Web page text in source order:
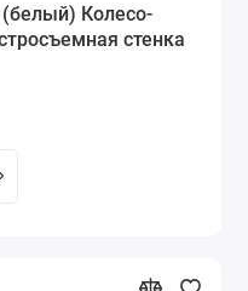
Колесо-
стенка